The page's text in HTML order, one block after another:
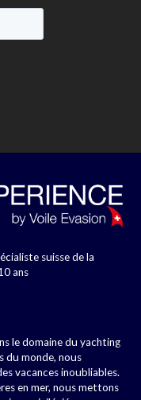
suisse de la
ans
le domaine du yachting
du monde, nous
vacances inoubliables.
en mer, nous mettons